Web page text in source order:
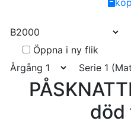
Öppna i ny flik
död